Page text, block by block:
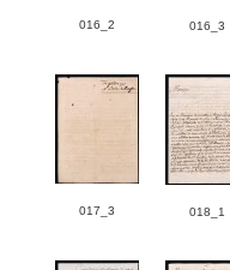
016_2 016_3
017_3 018_1